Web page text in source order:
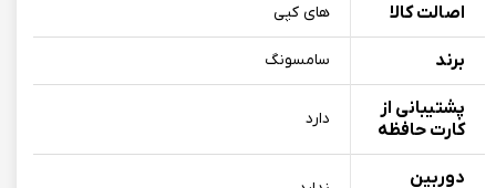
اصالت کالا های کپی
برند سامسونگ
پشتیبانی از
کارت حافظه
دارد
دوربین